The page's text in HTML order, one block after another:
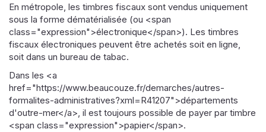
En métropole, les timbres fiscaux sont vendus uniquement
sous la forme dématérialisée (ou <span
class="expression">électronique</span>). Les timbres
fiscaux électroniques peuvent être achetés soit en ligne,
soit dans un bureau de tabac.
Dans les <a
href="https://www.beaucouze.fr/demarches/autres-
formalites-administratives?xml=R41207">départements
d'outre-mer</a>, il est toujours possible de payer par timbre
<span class="expression">papier</span>.